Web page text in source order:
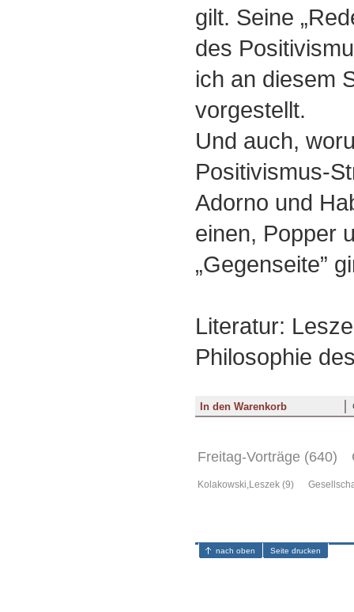
gilt. Seine
des
ich an diesem
vorgestellt.
Und auch,
Positivismus-
Adorno und
einen, Popper
„Gegenseite”
Literatur:
Philosophie
Freitag-Vorträge (640)
Kolakowski,Leszek (9)
nach oben Seite drucken